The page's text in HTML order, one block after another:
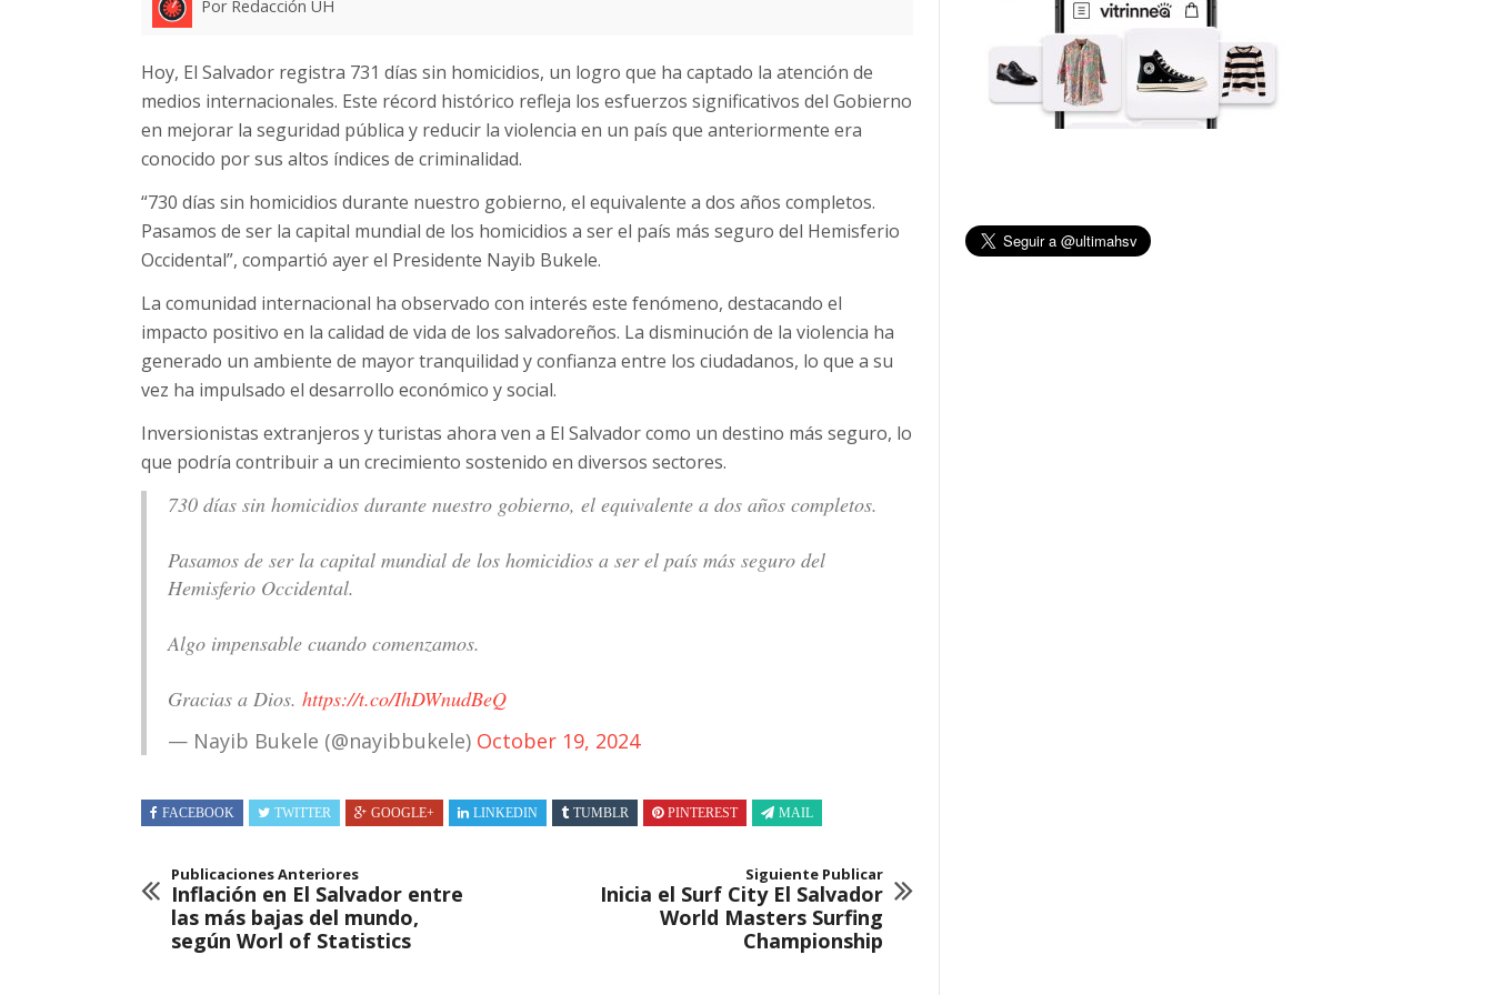
Por Redacción UH
Hoy, El Salvador registra 731 días sin homicidios, un logro que ha captado la atención de
medios internacionales. Este récord histórico refleja los esfuerzos significativos del Gobierno
en mejorar la seguridad pública y reducir la violencia en un país que anteriormente era
conocido por sus altos índices de criminalidad.
“730 días sin homicidios durante nuestro gobierno, el equivalente a dos años completos.
Pasamos de ser la capital mundial de los homicidios a ser el país más seguro del Hemisferio
Occidental”, compartió ayer el Presidente Nayib Bukele.
La comunidad internacional ha observado con interés este fenómeno, destacando el
impacto positivo en la calidad de vida de los salvadoreños. La disminución de la violencia ha
generado un ambiente de mayor tranquilidad y confianza entre los ciudadanos, lo que a su
vez ha impulsado el desarrollo económico y social.
Inversionistas extranjeros y turistas ahora ven a El Salvador como un destino más seguro, lo
que podría contribuir a un crecimiento sostenido en diversos sectores.
730 días sin homicidios durante nuestro gobierno, el equivalente a dos años completos.
Pasamos de ser la capital mundial de los homicidios a ser el país más seguro del
Hemisferio Occidental.
Algo impensable cuando comenzamos.
Gracias a Dios. https://t.co/IhDWnudBeQ
— Nayib Bukele (@nayibbukele) October 19, 2024
FACEBOOK TWITTER GOOGLE+ LINKEDIN TUMBLR PINTEREST MAIL
Publicaciones Anteriores
Inflación en El Salvador entre
las más bajas del mundo,
según Worl of Statistics
Siguiente Publicar
Inicia el Surf City El Salvador
World Masters Surfing
Championship